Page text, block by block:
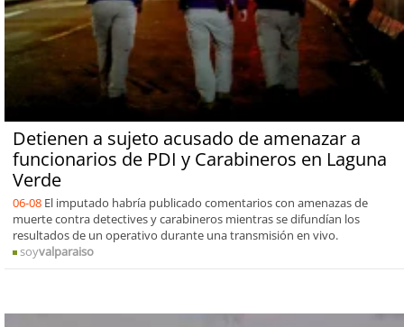
Detienen a sujeto acusado de amenazar a
funcionarios de PDI y Carabineros en Laguna
Verde
06-08 El imputado habría publicado comentarios con amenazas de
muerte contra detectives y carabineros mientras se difundían los
resultados de un operativo durante una transmisión en vivo.
soyvalparaiso